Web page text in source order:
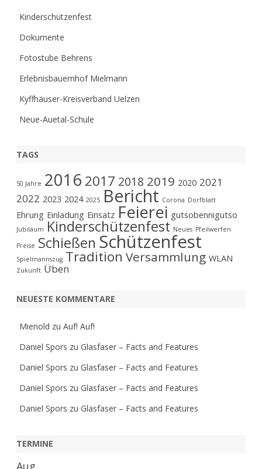
Kinderschützenfest
Dokumente
Fotostube Behrens
Erlebnisbauernhof Mielmann
Kyffhäuser-Kreisverband Uelzen
Neue-Auetal-Schule
TAGS
50 Jahre 2016 2017 2018 2019 2020 2021
2022 2023 2024 2025 Bericht Corona Dorfblatt
Ehrung Einladung Einsatz Feierei gutsobennigutso
Jubiläum Kinderschützenfest Neues Pfeilwerfen
Preise Schießen Schützenfest
Spielmannszug Tradition Versammlung WLAN
Zukunft Üben
NEUESTE KOMMENTARE
Mienold zu Auf! Auf!
Daniel Spors zu Glasfaser – Facts and Features
Daniel Spors zu Glasfaser – Facts and Features
Daniel Spors zu Glasfaser – Facts and Features
Daniel Spors zu Glasfaser – Facts and Features
TERMINE
Aug.